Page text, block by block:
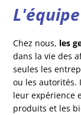
Chez nous, les
dans la vie des
seules les
ou les autorités.
leur expérience
produits et les